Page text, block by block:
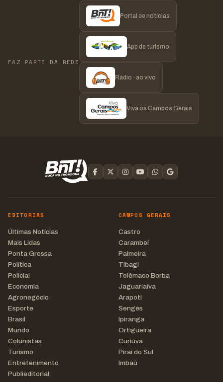
FAZ PARTE DA REDE
Portal de notícias
App de turismo
Rádio · ao vivo
Viva os Campos Gerais
EDITORIAS
Últimas Notícias
Mais Lidas
Ponta Grossa
Política
Policial
Economia
Agronegócio
Esporte
Brasil
Mundo
Colunistas
Turismo
Entretenimento
Publieditorial
CAMPOS GERAIS
Castro
Carambeí
Palmeira
Tibagi
Telêmaco Borba
Jaguariaíva
Arapoti
Sengés
Ipiranga
Ortigueira
Curiúva
Piraí do Sul
Imbaú